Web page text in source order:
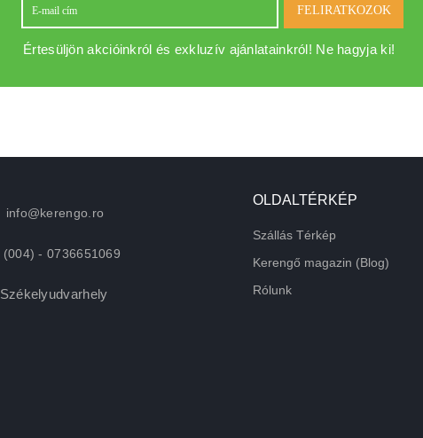
FELIRATKOZOK
Értesüljön akcióinkról és exkluzív ajánlatainkról! Ne hagyja ki!
info@kerengo.ro
(004) - 0736651069
Székelyudvarhely
OLDALTÉRKÉP
Szállás Térkép
Kerengő magazin (Blog)
Rólunk